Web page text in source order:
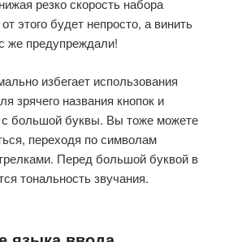
резко скорость набора
этого будет непросто, а винить
же предупреждали!
избегает использования
зрячего названия кнопок и
с большой буквы. Вы тоже можете
переходя по символам
Перед большой буквой в
тональность звучания.